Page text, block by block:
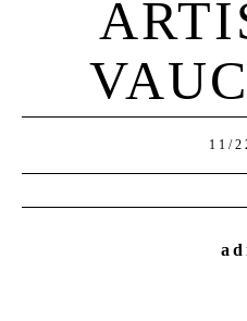
11/